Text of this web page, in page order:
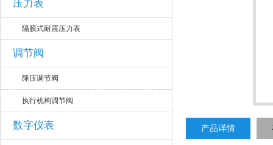
压力表
隔膜式耐震压力表
调节阀
降压调节阀
执行机构调节阀
数字仪表 产品详情